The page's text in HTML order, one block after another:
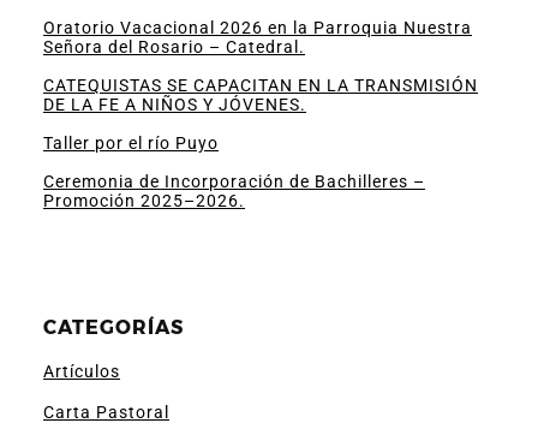
Oratorio Vacacional 2026 en la Parroquia Nuestra
Señora del Rosario – Catedral.
CATEQUISTAS SE CAPACITAN EN LA TRANSMISIÓN
DE LA FE A NIÑOS Y JÓVENES.
Taller por el río Puyo
Ceremonia de Incorporación de Bachilleres –
Promoción 2025–2026.
CATEGORÍAS
Artículos
Carta Pastoral